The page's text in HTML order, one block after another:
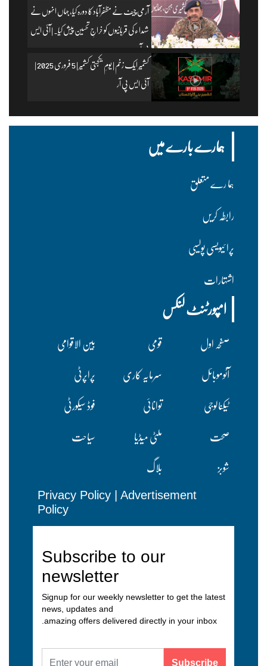
آرمی چیف نے مظفرآباد کا دورہ کیا، جہاں انہوں نے
شہداء کی قربانیوں کو خراجِ تحسین پیش کیا۔ | آئی ایس
پی آر
کشمیر ایک زخم | یومِ یکجہتی کشمیر | 5 فروری 2025 |
آئی ایس پی آر
ہمارے بارے میں
ہما رے متعلق
رابطہ کریں
پرا ئیویسی پولسیی
اشتہارات
امپورٹنٹ لنکس
صفحہ اول قومی
بین الاقوامی
آٹوموبائل
سرمایہ کاری
پراپرٹی
ٹیکنالوجی
توانائی
فوڈ سیکورٹی
صحت
ملٹی میڈیا
سیاحت
شوبز
بلاگ
Privacy Policy | Advertisement
Policy
Subscribe to our
newsletter
Signup for our weekly newsletter to get the latest
news, updates and
amazing offers delivered directly in your inbox.
Subscribe